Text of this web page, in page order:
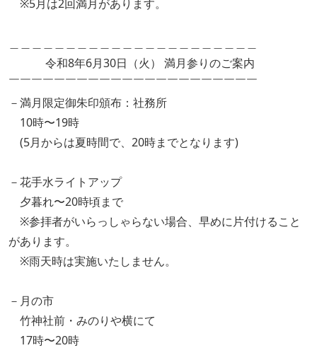
※5月は2回満月があります。
令和8年6月30日（火） 満月参りのご案内
￣￣￣￣￣￣￣￣￣￣￣￣￣￣￣￣￣￣￣￣￣￣
－満月限定御朱印頒布：社務所
10時〜19時
(5月からは夏時間で、20時までとなります)
－花手水ライトアップ
夕暮れ〜20時頃まで
※参拝者がいらっしゃらない場合、早めに片付けること
があります。
※雨天時は実施いたしません。
－月の市
竹神社前・みのりや横にて
17時〜20時